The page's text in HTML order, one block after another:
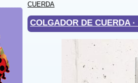
CUERDA
COLGADOR DE CUERDA ·